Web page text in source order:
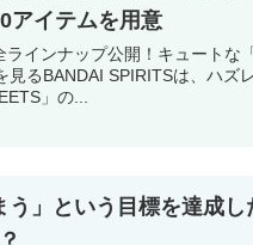
アイテムを用意
インナップ公開！キュートな
見るBANDAI SPIRITSは、ハズ
」の...
う」という目標を達成